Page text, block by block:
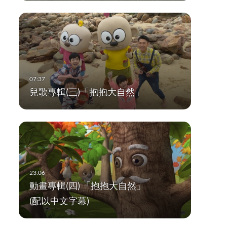
兒歌專輯(三)「抱抱大自然」
動畫專輯(四) 「抱抱大自然」
(配以中文字幕)